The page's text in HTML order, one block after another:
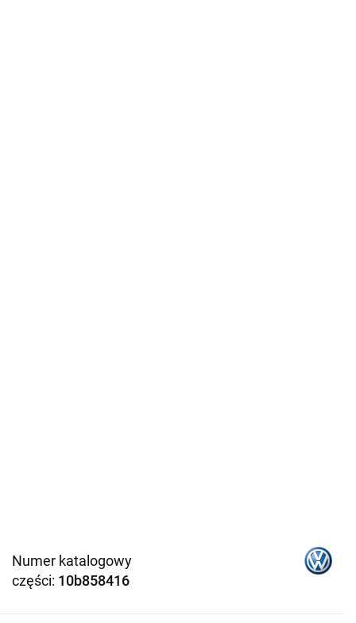
Numer katalogowy
części: 10b858416